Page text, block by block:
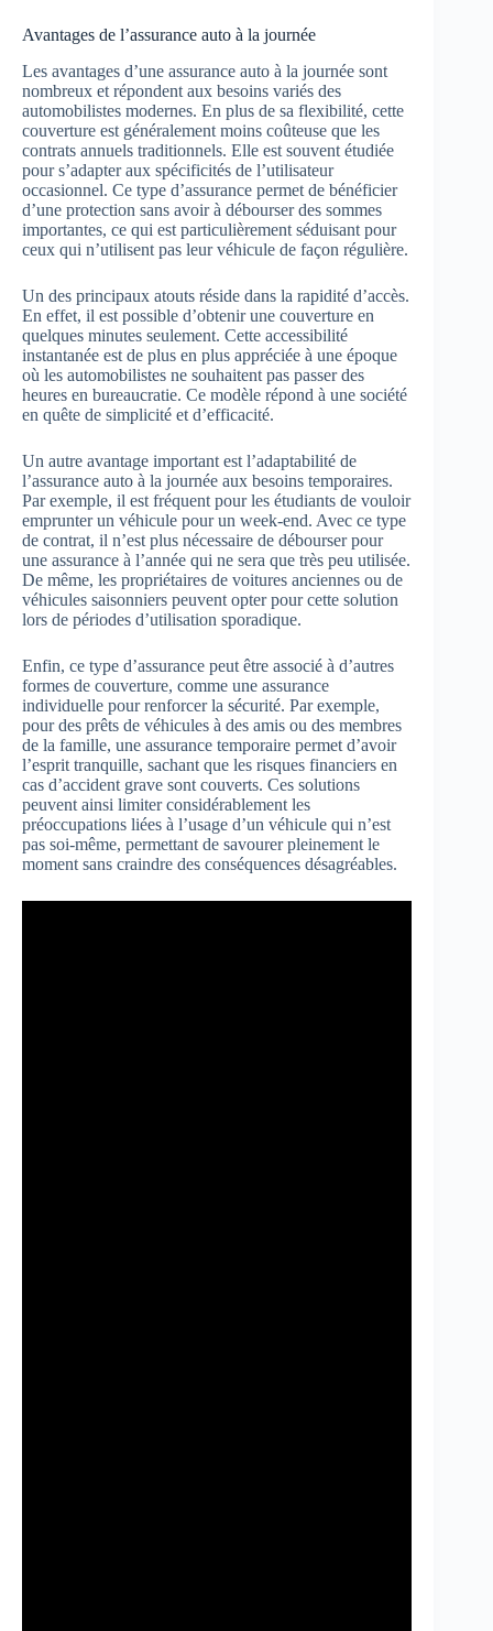
Avantages de l’assurance auto à la journée
Les avantages d’une assurance auto à la journée sont
nombreux et répondent aux besoins variés des
automobilistes modernes. En plus de sa flexibilité, cette
couverture est généralement moins coûteuse que les
contrats annuels traditionnels. Elle est souvent étudiée
pour s’adapter aux spécificités de l’utilisateur
occasionnel. Ce type d’assurance permet de bénéficier
d’une protection sans avoir à débourser des sommes
importantes, ce qui est particulièrement séduisant pour
ceux qui n’utilisent pas leur véhicule de façon régulière.
Un des principaux atouts réside dans la rapidité d’accès.
En effet, il est possible d’obtenir une couverture en
quelques minutes seulement. Cette accessibilité
instantanée est de plus en plus appréciée à une époque
où les automobilistes ne souhaitent pas passer des
heures en bureaucratie. Ce modèle répond à une société
en quête de simplicité et d’efficacité.
Un autre avantage important est l’adaptabilité de
l’assurance auto à la journée aux besoins temporaires.
Par exemple, il est fréquent pour les étudiants de vouloir
emprunter un véhicule pour un week-end. Avec ce type
de contrat, il n’est plus nécessaire de débourser pour
une assurance à l’année qui ne sera que très peu utilisée.
De même, les propriétaires de voitures anciennes ou de
véhicules saisonniers peuvent opter pour cette solution
lors de périodes d’utilisation sporadique.
Enfin, ce type d’assurance peut être associé à d’autres
formes de couverture, comme une assurance
individuelle pour renforcer la sécurité. Par exemple,
pour des prêts de véhicules à des amis ou des membres
de la famille, une assurance temporaire permet d’avoir
l’esprit tranquille, sachant que les risques financiers en
cas d’accident grave sont couverts. Ces solutions
peuvent ainsi limiter considérablement les
préoccupations liées à l’usage d’un véhicule qui n’est
pas soi-même, permettant de savourer pleinement le
moment sans craindre des conséquences désagréables.